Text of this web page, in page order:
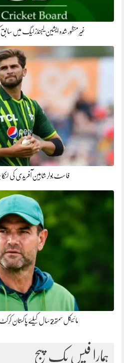
غیر منظور شدہ ایشین لیجنڈز لیگ میں
فاسٹ بولر شاہین آفریدی کی لنکا
مائیکل سمتھ 2 سال کیلئے پاکستان کرکٹ ٹیم کے بیٹنگ کوچ مقرر
ہمارا فیس بک پیج